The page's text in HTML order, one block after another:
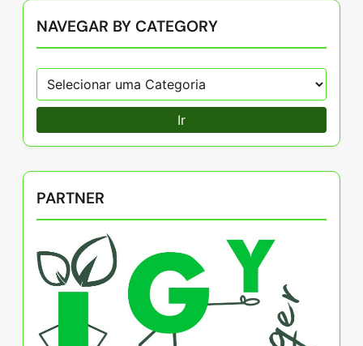
NAVEGAR BY CATEGORY
Ir
PARTNER